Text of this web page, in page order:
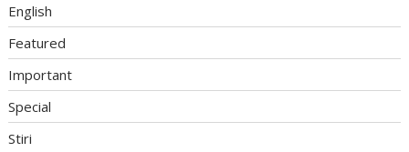
English
Featured
Important
Special
Stiri